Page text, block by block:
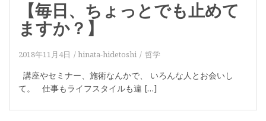
【毎日、ちょっとでも止めて
ますか？】
2018年11月4日 hinata-hidetoshi 哲学
講座やセミナー、施術なんかで、 いろんな人とお会いし
て。 仕事もライフスタイルも違 […]